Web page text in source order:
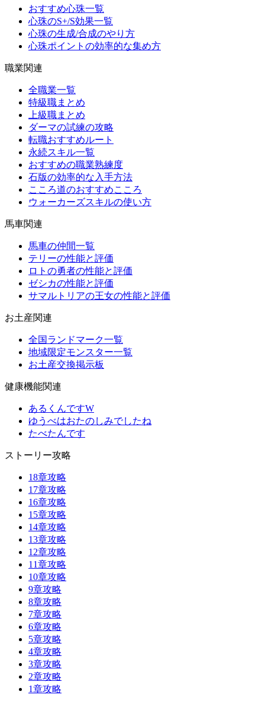
おすすめ心珠一覧
心珠のS+/S効果一覧
心珠の生成/合成のやり方
心珠ポイントの効率的な集め方
職業関連
全職業一覧
特級職まとめ
上級職まとめ
ダーマの試練の攻略
転職おすすめルート
永続スキル一覧
おすすめの職業熟練度
石版の効率的な入手方法
こころ道のおすすめこころ
ウォーカーズスキルの使い方
馬車関連
馬車の仲間一覧
テリーの性能と評価
ロトの勇者の性能と評価
ゼシカの性能と評価
サマルトリアの王女の性能と評価
お土産関連
全国ランドマーク一覧
地域限定モンスター一覧
お土産交換掲示板
健康機能関連
あるくんですW
ゆうべはおたのしみでしたね
たべたんです
ストーリー攻略
18章攻略
17章攻略
16章攻略
15章攻略
14章攻略
13章攻略
12章攻略
11章攻略
10章攻略
9章攻略
8章攻略
7章攻略
6章攻略
5章攻略
4章攻略
3章攻略
2章攻略
1章攻略